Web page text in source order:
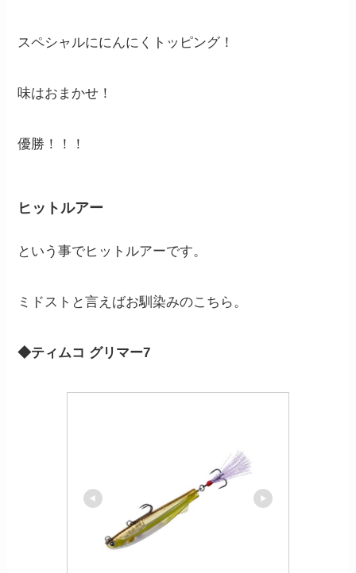
スペシャルににんにくトッピング！
味はおまかせ！
優勝！！！
ヒットルアー
という事でヒットルアーです。
ミドストと言えばお馴染みのこちら。
◆ティムコ グリマー7